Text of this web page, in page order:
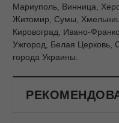
Мариуполь, Винница,
Житомир, Сумы,
Кировоград, Ивано-
Ужгород, Белая Церковь,
города Украины.